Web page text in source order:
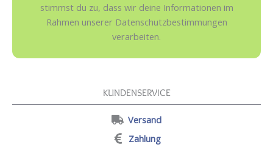
stimmst du zu, dass wir deine Informationen im
Rahmen unserer Datenschutzbestimmungen
verarbeiten.
KUNDENSERVICE
Versand
Zahlung